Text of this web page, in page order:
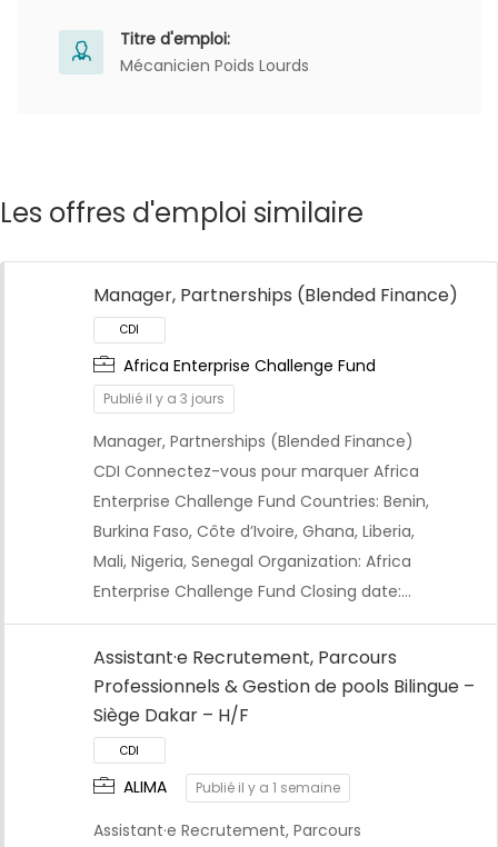
Titre d'emploi:
Mécanicien Poids Lourds
Les offres d'emploi similaire
Manager, Partnerships (Blended Finance)
Africa Enterprise Challenge Fund
Publié il y a 3 jours
Manager, Partnerships (Blended Finance)
CDI Connectez-vous pour marquer Africa
Enterprise Challenge Fund Countries: Benin,
Burkina Faso, Côte d’Ivoire, Ghana, Liberia,
Mali, Nigeria, Senegal Organization: Africa
Enterprise Challenge Fund Closing date:…
Assistant·e Recrutement, Parcours
Professionnels & Gestion de pools Bilingue –
Siège Dakar – H/F
ALIMA Publié il y a 1 semaine
Assistant·e Recrutement, Parcours